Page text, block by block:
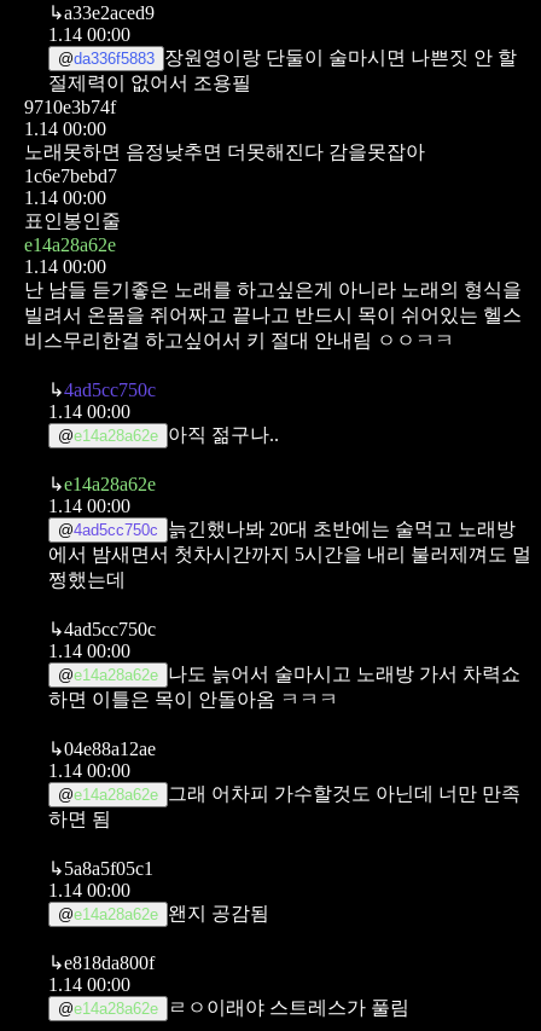
↳a33e2aced9
1.14 00:00
@da336f5883 장원영이랑 단둘이 술마시면 나쁜짓 안 할
절제력이 없어서 조용필
9710e3b74f
1.14 00:00
노래못하면 음정낮추면 더못해진다 감을못잡아
1c6e7bebd7
1.14 00:00
표인봉인줄
e14a28a62e
1.14 00:00
난 남들 듣기좋은 노래를 하고싶은게 아니라 노래의 형식을
빌려서 온몸을 쥐어짜고 끝나고 반드시 목이 쉬어있는 헬스
비스무리한걸 하고싶어서 키 절대 안내림 ㅇㅇㅋㅋ
↳4ad5cc750c
1.14 00:00
@e14a28a62e 아직 젊구나..
↳e14a28a62e
1.14 00:00
@4ad5cc750c
늙긴했나봐 20대 초반에는 술먹고 노래방
에서 밤새면서 첫차시간까지 5시간을 내리 불러제껴도 멀
쩡했는데
↳4ad5cc750c
1.14 00:00
@e14a28a62e 나도 늙어서 술마시고 노래방 가서 차력쇼
하면 이틀은 목이 안돌아옴 ㅋㅋㅋ
↳04e88a12ae
1.14 00:00
@e14a28a62e 그래 어차피 가수할것도 아닌데 너만 만족
하면 됨
↳5a8a5f05c1
1.14 00:00
@e14a28a62e 왠지 공감됨
↳e818da800f
1.14 00:00
@e14a28a62e ㄹㅇ이래야 스트레스가 풀림